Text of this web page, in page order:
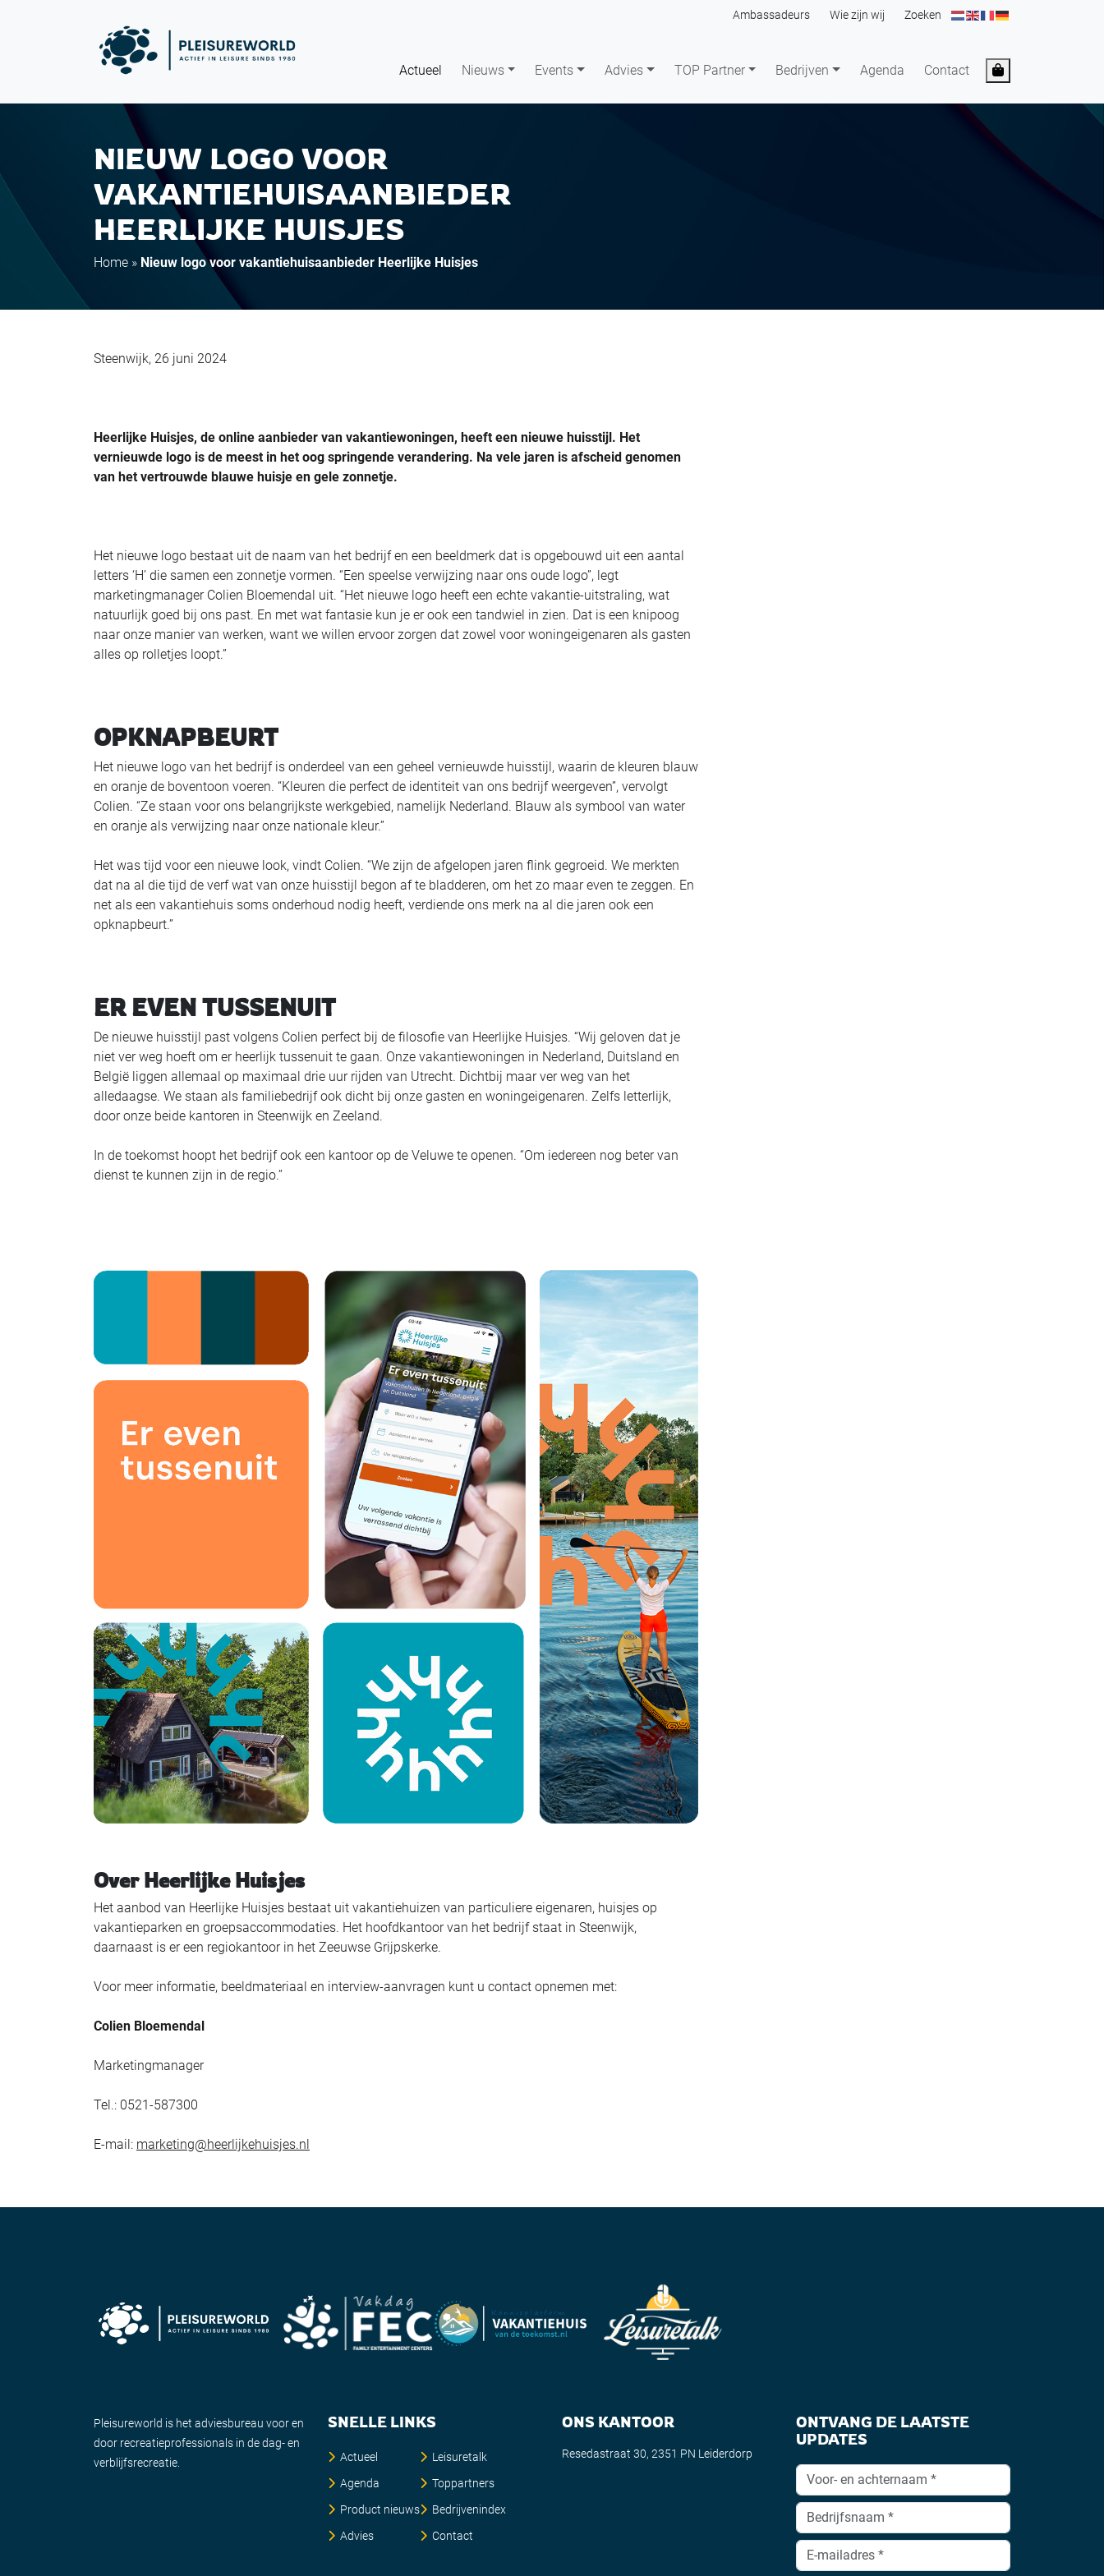
Ambassadeurs Wie zijn wij Zoeken
Actueel Nieuws Events Advies TOP Partner Bedrijven Agenda Contact Cart
NIEUW LOGO VOOR
VAKANTIEHUISAANBIEDER
HEERLIJKE HUISJES
Home » Nieuw logo voor vakantiehuisaanbieder Heerlijke Huisjes
Steenwijk, 26 juni 2024
Heerlijke Huisjes, de online aanbieder van vakantiewoningen, heeft een nieuwe huisstijl. Het
vernieuwde logo is de meest in het oog springende verandering. Na vele jaren is afscheid genomen
van het vertrouwde blauwe huisje en gele zonnetje.
Het nieuwe logo bestaat uit de naam van het bedrijf en een beeldmerk dat is opgebouwd uit een aantal
letters ‘H’ die samen een zonnetje vormen. “Een speelse verwijzing naar ons oude logo”, legt
marketingmanager Colien Bloemendal uit. “Het nieuwe logo heeft een echte vakantie-uitstraling, wat
natuurlijk goed bij ons past. En met wat fantasie kun je er ook een tandwiel in zien. Dat is een knipoog
naar onze manier van werken, want we willen ervoor zorgen dat zowel voor woningeigenaren als gasten
alles op rolletjes loopt.”
OPKNAPBEURT
Het nieuwe logo van het bedrijf is onderdeel van een geheel vernieuwde huisstijl, waarin de kleuren blauw
en oranje de boventoon voeren. “Kleuren die perfect de identiteit van ons bedrijf weergeven”, vervolgt
Colien. “Ze staan voor ons belangrijkste werkgebied, namelijk Nederland. Blauw als symbool van water
en oranje als verwijzing naar onze nationale kleur.”
Het was tijd voor een nieuwe look, vindt Colien. “We zijn de afgelopen jaren flink gegroeid. We merkten
dat na al die tijd de verf wat van onze huisstijl begon af te bladderen, om het zo maar even te zeggen. En
net als een vakantiehuis soms onderhoud nodig heeft, verdiende ons merk na al die jaren ook een
opknapbeurt.”
ER EVEN TUSSENUIT
De nieuwe huisstijl past volgens Colien perfect bij de filosofie van Heerlijke Huisjes. “Wij geloven dat je
niet ver weg hoeft om er heerlijk tussenuit te gaan. Onze vakantiewoningen in Nederland, Duitsland en
België liggen allemaal op maximaal drie uur rijden van Utrecht. Dichtbij maar ver weg van het
alledaagse. We staan als familiebedrijf ook dicht bij onze gasten en woningeigenaren. Zelfs letterlijk,
door onze beide kantoren in Steenwijk en Zeeland.
In de toekomst hoopt het bedrijf ook een kantoor op de Veluwe te openen. “Om iedereen nog beter van
dienst te kunnen zijn in de regio.”
Over Heerlijke Huisjes
Het aanbod van Heerlijke Huisjes bestaat uit vakantiehuizen van particuliere eigenaren, huisjes op
vakantieparken en groepsaccommodaties. Het hoofdkantoor van het bedrijf staat in Steenwijk,
daarnaast is er een regiokantoor in het Zeeuwse Grijpskerke.
Voor meer informatie, beeldmateriaal en interview-aanvragen kunt u contact opnemen met:
Colien Bloemendal
Marketingmanager
Tel.: 0521-587300
E-mail: marketing@heerlijkehuisjes.nl
Pleisureworld is het adviesbureau voor en
door recreatieprofessionals in de dag- en
verblijfsrecreatie.
SNELLE LINKS
Actueel
Agenda
Product nieuws
Advies
Leisuretalk
Toppartners
Bedrijvenindex
Contact
ONS KANTOOR
Resedastraat 30, 2351 PN Leiderdorp
ONTVANG DE LAATSTE
UPDATES